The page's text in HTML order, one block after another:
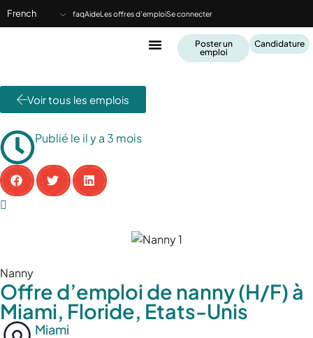
French faqAideLes offres d'emploiSe connecter
Poster un
emploi
Candidature
Voir tous les emplois
Publié le il y a 3 mois
Nanny
Offre d’emploi de nanny (H/F) à
Miami, Floride, Etats-Unis
Miami